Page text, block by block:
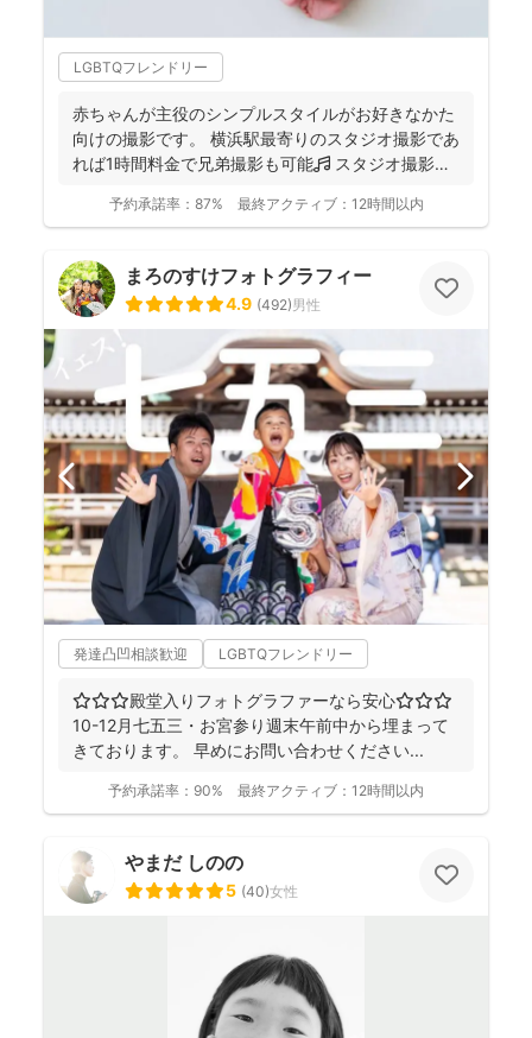
LGBTQフレンドリー
赤ちゃんが主役のシンプルスタイルがお好きなかた
向けの撮影です。 横浜駅最寄りのスタジオ撮影であ
れば1時間料金で兄弟撮影も可能🎵 スタジオ撮影に
予約承諾率： 87% 最終アクティブ： 12時間以内
まろのすけフォトグラフィー
4.9 (492)男性
発達凸凹相談歓迎 LGBTQフレンドリー
⭐︎⭐︎⭐︎殿堂入りフォトグラファーなら安心⭐︎⭐︎⭐︎
10-12月七五三・お宮参り週末午前中から埋まって
きております。 早めにお問い合わせください...
予約承諾率： 90% 最終アクティブ： 12時間以内
やまだ しのの
5 (40)女性